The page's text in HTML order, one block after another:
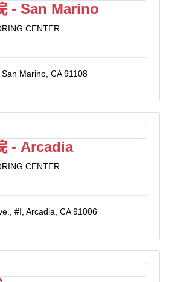
- San Marino
CENTER
Marino, CA 91108
- Arcadia
CENTER
#I, Arcadia, CA 91006